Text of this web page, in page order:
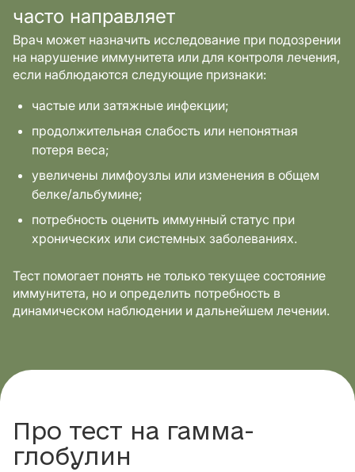
часто направляет
Врач может назначить исследование при подозрении
на нарушение иммунитета или для контроля лечения,
если наблюдаются следующие признаки:
частые или затяжные инфекции;
продолжительная слабость или непонятная
потеря веса;
увеличены лимфоузлы или изменения в общем
белке/альбумине;
потребность оценить иммунный статус при
хронических или системных заболеваниях.
Тест помогает понять не только текущее состояние
иммунитета, но и определить потребность в
динамическом наблюдении и дальнейшем лечении.
Про тест на гамма-
глобулин